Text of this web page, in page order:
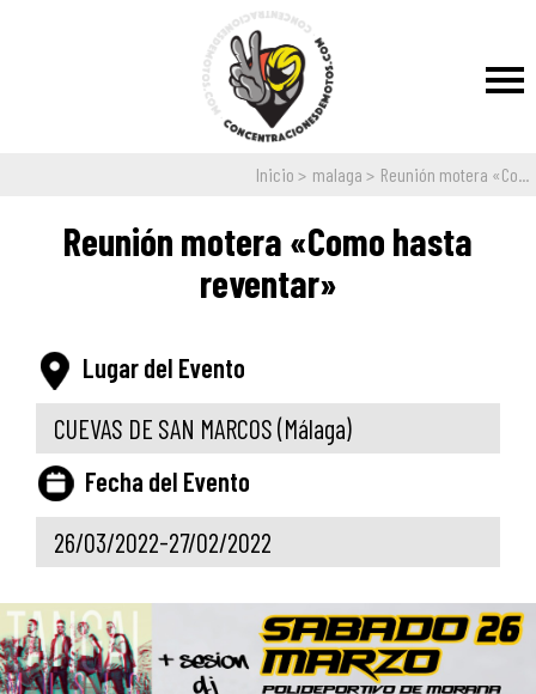
Inicio malaga Reunión motera «Co...
Reunión motera «Como hasta
reventar»
Lugar del Evento
CUEVAS DE SAN MARCOS(Málaga)
Fecha del Evento
26/03/2022-27/02/2022